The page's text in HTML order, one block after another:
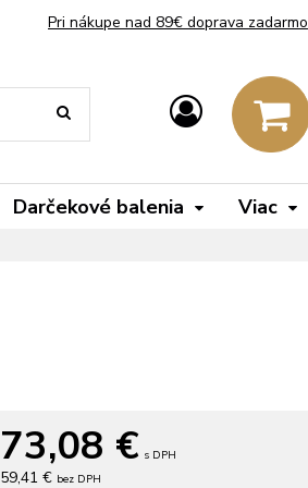
Pri nákupe nad 89€ doprava zadarmo
Darčekové balenia Viac
73,08 € s DPH
59,41 € bez DPH